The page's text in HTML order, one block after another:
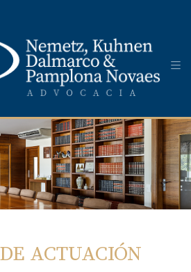
ACTUACIÓN